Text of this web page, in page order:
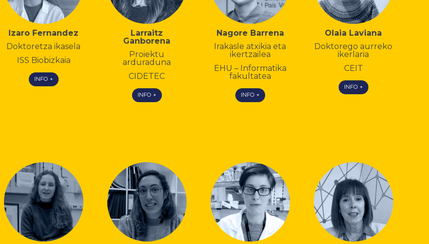
Izaro Fernandez
Doktoretza ikasela
ISS Biobizkaia
INFO +
Larraitz
Ganborena
Proiektu
arduraduna
CIDETEC
INFO +
Nagore Barrena
Irakasle atxikia eta
ikertzailea
EHU – Informatika
fakultatea
INFO +
Olaia Laviana
Doktorego aurreko
ikerlaria
CEIT
INFO +